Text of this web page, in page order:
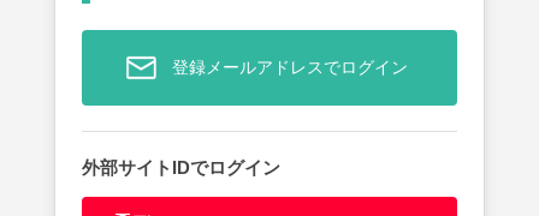
登録メールアドレスでログイン
外部サイトIDでログイン